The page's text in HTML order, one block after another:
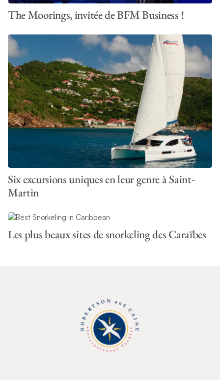
The Moorings, invitée de BFM Business !
Six excursions uniques en leur genre à Saint-
Martin
Les plus beaux sites de snorkeling des Caraïbes